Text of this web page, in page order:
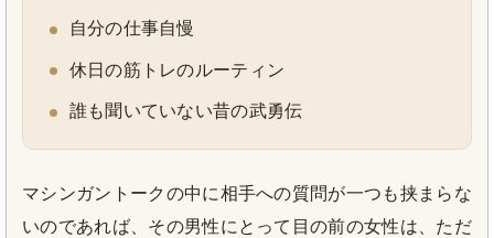
自分の仕事自慢
休日の筋トレのルーティン
誰も聞いていない昔の武勇伝
マシンガントークの中に相手への質問が一つも挟まらな
いのであれば、その男性にとって目の前の女性は、ただ